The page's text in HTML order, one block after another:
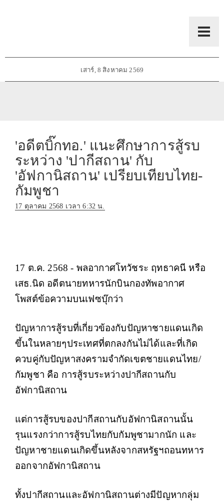
เสาร์, 8 สิงหาคม 2569
'อดีตบิ๊กทอ.' แนะศึกษาการสู้รบ
ระหว่าง 'ปากีสถาน' กับ
'อัฟกานิสถาน' เปรียบเทียบไทย-
กัมพูชา
17 ตุลาคม 2568 เวลา 6:32 น.
17 ต.ค. 2568 - พลอากาศโทวัชระ ฤทธาคนี หรือ
เสธ.นิด อดีตนายทหารนักบินกองทัพอากาศ
โพสต์ข้อความบนเฟซบุ๊กว่า
ปัญหาการสู้รบที่เกี่ยวข้องกับปัญหาชายแดนเกิด
ขึ้นในหลายๆประเทศที่ตกลงกันไม่ได้และที่เกิด
ควบคู่กับปัญหาสงครามจำกัดเขตชายแดนไทย/
กัมพูชา คือ การสู้รบระหว่างปากีสถานกับ
อัฟกานิสถาน
แต่การสู้รบของปากีสถานกับอัฟกานิสถานนั้น
รุนแรงกว่าการสู้รบไทยกับกัมพูชามากนัก และ
ปัญหาชายแดนเกิดขึ้นหลังจากสหรัฐฯถอนทหาร
ออกจากอัฟกานิสถาน
ทั้งปากีสถานและอัฟกานิสถานต่างมีปัญหากลุ่ม